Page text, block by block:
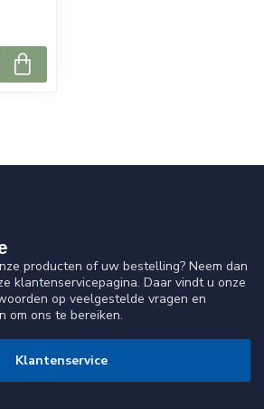
producten of uw bestelling? Neem dan
klantenservicepagina. Daar vindt u onze
op veelgestelde vragen en
om ons te bereiken.
Klantenservice